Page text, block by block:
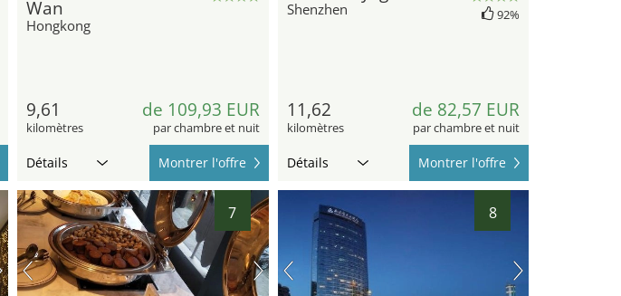
Wan
Hongkong
9,61
kilomètres
de 109,93 EUR
par chambre et nuit
Détails Montrer l'offre
Shenzhen 92%
11,62
kilomètres
de 82,57 EUR
par chambre et nuit
Détails Montrer l'offre
7 8